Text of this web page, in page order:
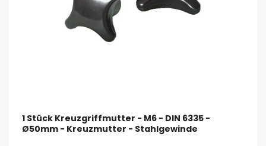
1 Stück Kreuzgriffmutter - M6 - DIN 6335 -
Ø50mm - Kreuzmutter - Stahlgewinde